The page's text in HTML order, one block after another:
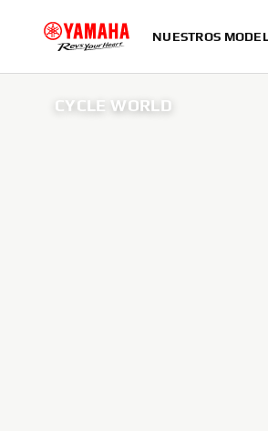
NUESTROS
CYCLE WORLD